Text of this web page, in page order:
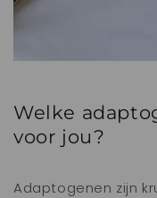
Welke
voor jou?
Adaptogenen zijn